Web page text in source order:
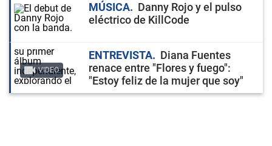
MÚSICA
Danny Rojo y el pulso
eléctrico de KillCode
VIDEO
ENTREVISTA
Diana Fuentes
renace entre "Flores y fuego":
"Estoy feliz de la mujer que soy"